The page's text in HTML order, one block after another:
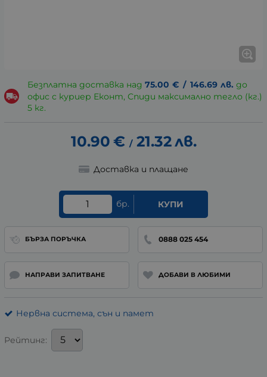
Безплатна доставка над 75.00 € / 146.69 лв. до
офис с куриер Еконт, Спиди максимално тегло (кг.)
5 кг.
10.90 € / 21.32лв.
Доставка и плащане
бр. КУПИ
БЪРЗА ПОРЪЧКА 0888 025 454
НАПРАВИ ЗАПИТВАНЕ ДОБАВИ В ЛЮБИМИ
Нервна система, сън и памет
Рейтинг: